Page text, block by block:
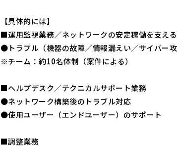
【具体的には】
■運用監視業務／ネットワークの安定稼働を支え
●トラブル（機器の故障／情報漏えい／サイバー
※チーム：約10名体制（案件による）
■ヘルプデスク／テクニカルサポート業務
●ネットワーク構築後のトラブル対応
●使用ユーザー（エンドユーザー）のサポート
■調整業務